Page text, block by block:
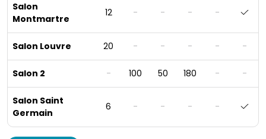
Salon
Montmartre
12 - - - -
Salon Louvre 20 - - - - -
Salon 2 - 100 50 180 - -
Salon Saint
Germain
6 - - - -